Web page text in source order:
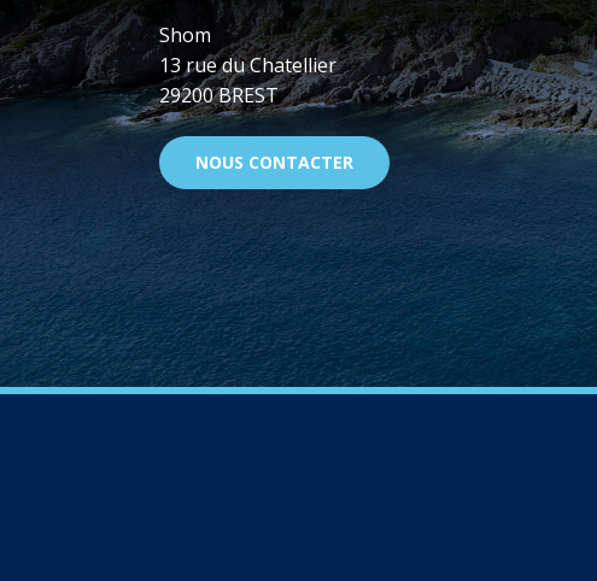
Shom
13 rue du Chatellier
29200 BREST
NOUS CONTACTER